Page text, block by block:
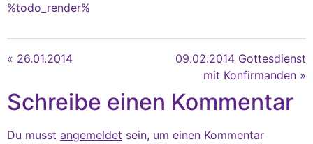
%todo_render%
« 26.01.2014
09.02.2014 Gottesdienst
mit Konfirmanden »
Schreibe einen Kommentar
Du musst angemeldet sein, um einen Kommentar